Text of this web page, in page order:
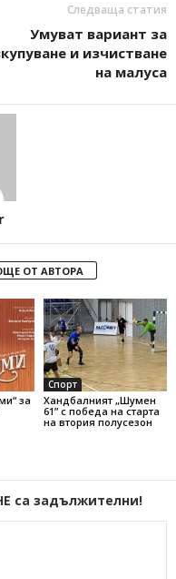
Следваща статия
Умуват вариант за
и изчистване
на малуса
ОТ АВТОРА
за
Спорт
Хандбалният „Шумен
61” с победа на старта
на втория полусезон
са задължителни!